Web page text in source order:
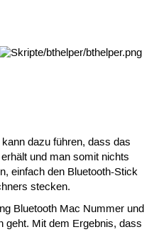
dazu führen, dass das
und man somit nichts
einfach den Bluetooth-Stick
stecken.
Bluetooth Mac Nummer und
geht. Mit dem Ergebnis, dass